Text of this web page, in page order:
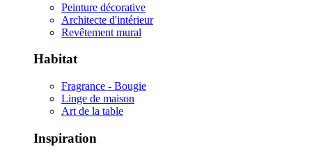
Peinture décorative
Architecte d'intérieur
Revêtement mural
Habitat
Fragrance - Bougie
Linge de maison
Art de la table
Inspiration